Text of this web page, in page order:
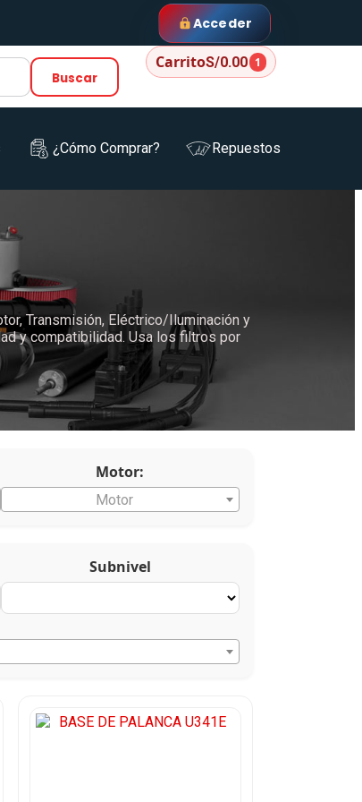
Acceder
Buscar
CarritoS/0.00 1
¿Cómo Comprar? Repuestos
Transmisión, Eléctrico/Iluminación y
y compatibilidad. Usa los filtros por
Motor:
Motor
Subnivel